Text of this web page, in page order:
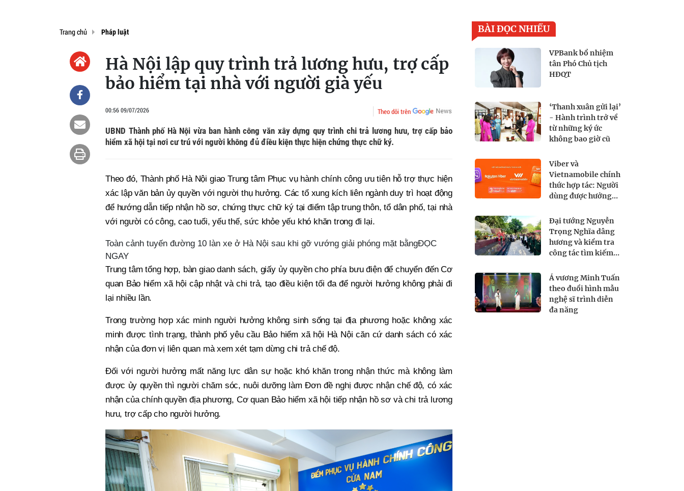
Trang chủ Pháp luật
Hà Nội lập quy trình trả lương hưu, trợ cấp
bảo hiểm tại nhà với người già yếu
00:56 09/07/2026 Theo dõi trên
UBND Thành phố Hà Nội vừa ban hành công văn xây dựng quy trình chi trả lương hưu, trợ cấp bảo
hiểm xã hội tại nơi cư trú với người không đủ điều kiện thực hiện chứng thực chữ ký.
Theo đó, Thành phố Hà Nội giao Trung tâm Phục vụ hành chính công ưu tiên hỗ trợ thực hiện
xác lập văn bản ủy quyền với người thụ hưởng. Các tổ xung kích liên ngành duy trì hoạt động
để hướng dẫn tiếp nhận hồ sơ, chứng thực chữ ký tại điểm tập trung thôn, tổ dân phố, tại nhà
với người có công, cao tuổi, yếu thế, sức khỏe yếu khó khăn trong đi lại.
Toàn cảnh tuyến đường 10 làn xe ở Hà Nội sau khi gỡ vướng giải phóng mặt bằngĐỌC
NGAY
Trung tâm tổng hợp, bàn giao danh sách, giấy ủy quyền cho phía bưu điện để chuyển đến Cơ
quan Bảo hiểm xã hội cập nhật và chi trả, tạo điều kiện tối đa để người hưởng không phải đi
lại nhiều lần.
Trong trường hợp xác minh người hưởng không sinh sống tại địa phương hoặc không xác
minh được tình trạng, thành phố yêu cầu Bảo hiểm xã hội Hà Nội căn cứ danh sách có xác
nhận của đơn vị liên quan mà xem xét tạm dừng chi trả chế độ.
Đối với người hưởng mất năng lực dân sự hoặc khó khăn trong nhận thức mà không làm
được ủy quyền thì người chăm sóc, nuôi dưỡng làm Đơn đề nghị được nhận chế độ, có xác
nhận của chính quyền địa phương, Cơ quan Bảo hiểm xã hội tiếp nhận hồ sơ và chi trả lương
hưu, trợ cấp cho người hưởng.
BÀI ĐỌC NHIỀU
VPBank bổ nhiệm
tân Phó Chủ tịch
HĐQT
‘Thanh xuân gửi lại’
- Hành trình trở về
từ những ký ức
không bao giờ cũ
Viber và
Vietnamobile chính
thức hợp tác: Người
dùng được hưởng
Đại tướng Nguyễn
Trọng Nghĩa dâng
hương và kiểm tra
công tác tìm kiếm,
sĩ tại Công viên Lê
Thị Riêng
Á vương Minh Tuấn
theo đuổi hình mẫu
nghệ sĩ trình diễn
đa năng